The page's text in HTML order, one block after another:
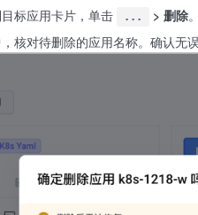
标应用卡片，单击 ... > 删除。
核对待删除的应用名称。确认无